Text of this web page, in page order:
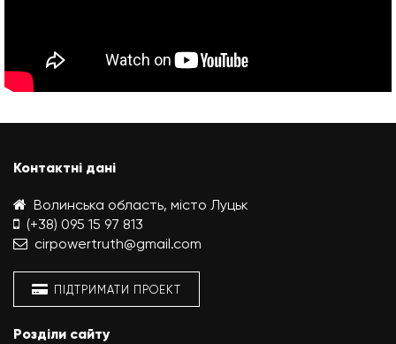
Контактні дані
Волинська область, місто Луцьк
(+38) 095 15 97 813
cirpowertruth@gmail.com
ПІДТРИМАТИ ПРОЕКТ
Розділи сайту